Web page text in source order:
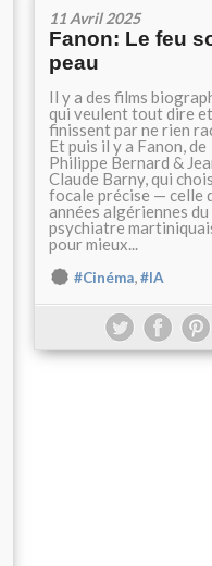
11 Avril 2025
Fanon: Le feu
peau
Il y a des films
qui veulent tout dire et
finissent par ne rien
Et puis il y a Fanon, de
Philippe Bernard &
Claude Barny, qui
focale précise — celle
années algériennes du
psychiatre
pour mieux...
#Cinéma,#IA